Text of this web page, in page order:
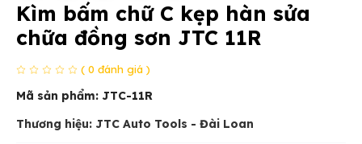
Kìm bấm chữ C kẹp hàn sửa
chữa đồng sơn JTC 11R
( 0 đánh giá )
Mã sản phẩm: JTC-11R
Thương hiệu: JTC Auto Tools - Đài Loan